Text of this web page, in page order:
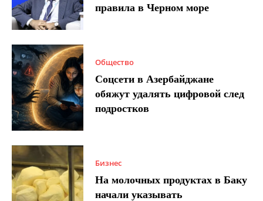
правила в Черном море
Общество
Соцсети в Азербайджане
обяжут удалять цифровой след
подростков
Бизнес
На молочных продуктах в Баку
начали указывать